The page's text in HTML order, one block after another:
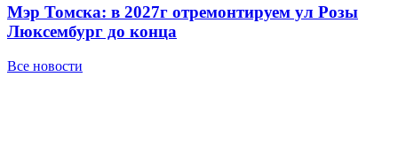
Мэр Томска: в 2027г отремонтируем ул Розы
Люксембург до конца
Все новости